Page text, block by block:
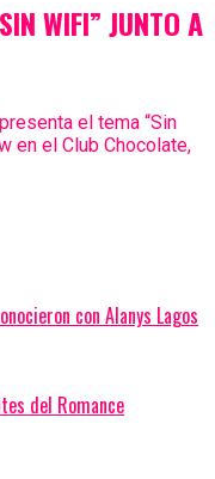
WIFI” JUNTO A
el tema “Sin
en el Club Chocolate,
con Alanys Lagos
del Romance